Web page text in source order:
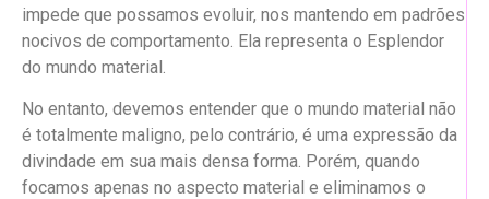
impede que possamos evoluir, nos mantendo em padrões
nocivos de comportamento. Ela representa o Esplendor
do mundo material.
No entanto, devemos entender que o mundo material não
é totalmente maligno, pelo contrário, é uma expressão da
divindade em sua mais densa forma. Porém, quando
focamos apenas no aspecto material e eliminamos o